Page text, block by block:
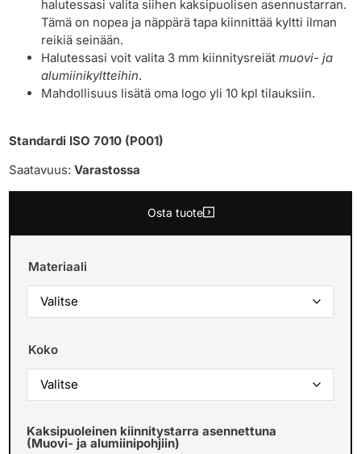
halutessasi valita siihen kaksipuolisen asennustarran.
Tämä on nopea ja näppärä tapa kiinnittää kyltti ilman
reikiä seinään.
Halutessasi voit valita 3 mm kiinnitysreiätmuovi- ja
alumiinikyltteihin.
Mahdollisuus lisätä oma logo yli 10 kpl tilauksiin.
Standardi ISO 7010 (P001)
Saatavuus:Varastossa
Osta tuote
Materiaali
Koko
Kaksipuoleinen kiinnitystarra asennettuna
(Muovi- ja alumiinipohjiin)